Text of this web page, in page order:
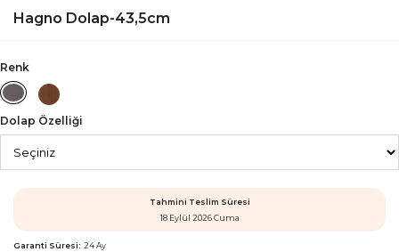
Hagno Dolap-43,5cm
Renk
Dolap Özelliği
Tahmini Teslim Süresi
18 Eylül 2026 Cuma
Garanti Süresi: 24 Ay